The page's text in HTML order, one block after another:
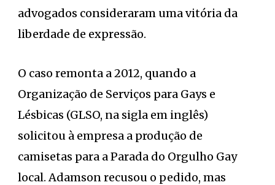
advogados consideraram uma vitória da
liberdade de expressão.
O caso remonta a 2012, quando a
Organização de Serviços para Gays e
Lésbicas (GLSO, na sigla em inglês)
solicitou à empresa a produção de
camisetas para a Parada do Orgulho Gay
local. Adamson recusou o pedido, mas